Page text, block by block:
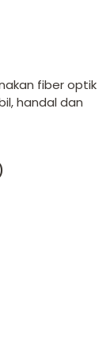
fiber optik
handal dan